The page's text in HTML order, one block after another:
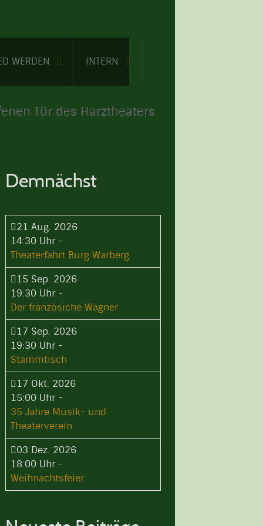
WERDEN INTERN
Tür des Harztheaters
Demnächst
21 Aug. 2026
14:30 Uhr-
Theaterfahrt Burg Warberg
15 Sep. 2026
19:30 Uhr-
Der französiche Wagner
17 Sep. 2026
19:30 Uhr-
Stammtisch
17 Okt. 2026
15:00 Uhr-
35 Jahre Musik- und
Theaterverein
03 Dez. 2026
18:00 Uhr-
Weihnachtsfeier